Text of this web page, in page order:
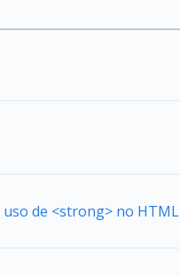
de <strong> no HTML